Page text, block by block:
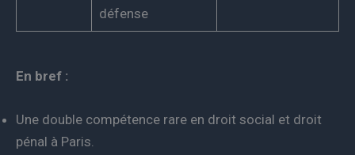
défense
En bref :
Une double compétence rare en droit social et droit
pénal à Paris.